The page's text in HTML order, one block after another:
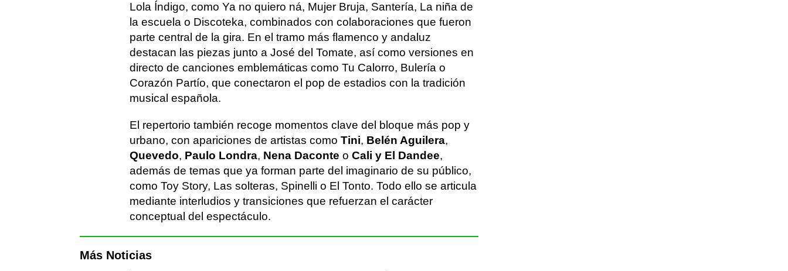
Lola Índigo, como Ya no quiero ná, Mujer Bruja, Santería, La niña de
la escuela o Discoteka, combinados con colaboraciones que fueron
parte central de la gira. En el tramo más flamenco y andaluz
destacan las piezas junto a José del Tomate, así como versiones en
directo de canciones emblemáticas como Tu Calorro, Bulería o
Corazón Partío, que conectaron el pop de estadios con la tradición
musical española.
El repertorio también recoge momentos clave del bloque más pop y
urbano, con apariciones de artistas como Tini, Belén Aguilera,
Quevedo, Paulo Londra, Nena Daconte o Cali y El Dandee,
además de temas que ya forman parte del imaginario de su público,
como Toy Story, Las solteras, Spinelli o El Tonto. Todo ello se articula
mediante interludios y transiciones que refuerzan el carácter
conceptual del espectáculo.
Más Noticias